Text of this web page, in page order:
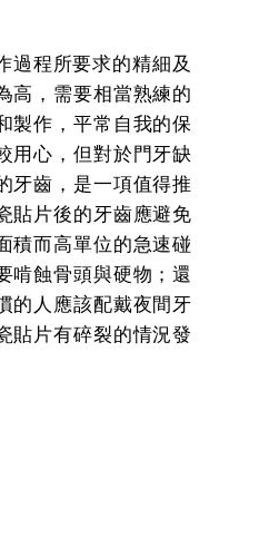
程所要求的精細及
高，需要相當熟練的
製作，平常自我的保
用心，但對於門牙缺
牙齒，是一項值得推
貼片後的牙齒應避免
積而高單位的急速碰
啃蝕骨頭與硬物；還
的人應該配戴夜間牙
貼片有碎裂的情況發